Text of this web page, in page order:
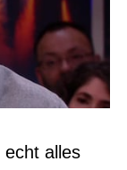
echt alles